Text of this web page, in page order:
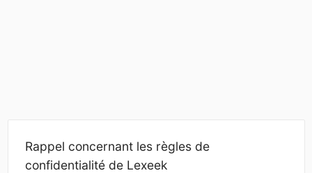
Rappel concernant les règles de
confidentialité de Lexeek